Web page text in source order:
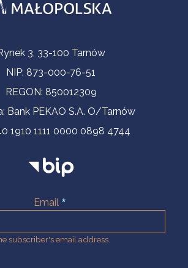
3, 33-100 Tarnów
NIP: 873-000-76-51
REGON: 850012309
Bank PEKAO S.A. O/Tarnów
1910 1111 0000 0898 4744
Email
subscriber's email address.